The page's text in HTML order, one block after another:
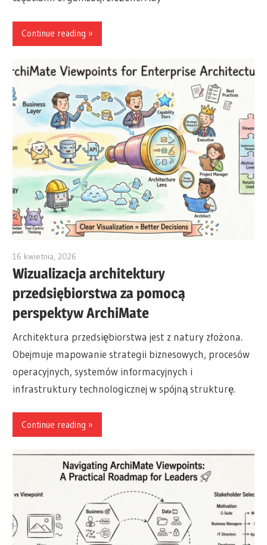
Continue reading
16 kwietnia, 2026
Wizualizacja architektury
przedsiębiorstwa za pomocą
perspektyw ArchiMate
Architektura przedsiębiorstwa jest z natury złożona.
Obejmuje mapowanie strategii biznesowych, procesów
operacyjnych, systemów informacyjnych i
infrastruktury technologicznej w spójną strukturę.
Continue reading